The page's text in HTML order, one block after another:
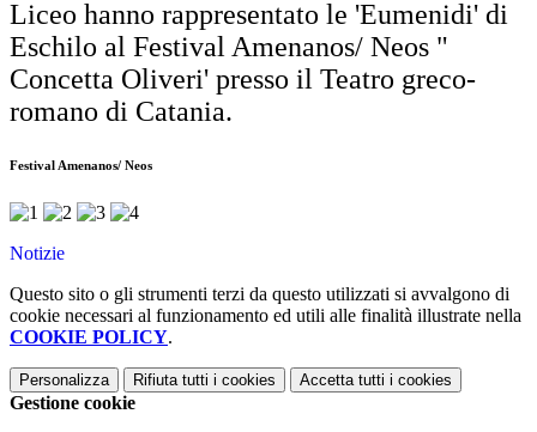
Liceo hanno rappresentato le 'Eumenidi' di
Eschilo al Festival Amenanos/ Neos "
Concetta Oliveri' presso il Teatro greco-
romano di Catania.
Festival Amenanos/ Neos
Notizie
Questo sito o gli strumenti terzi da questo utilizzati si avvalgono di
cookie necessari al funzionamento ed utili alle finalità illustrate nella
COOKIE POLICY.
Personalizza Rifiuta tutti i cookies Accetta tutti i cookies
Gestione cookie